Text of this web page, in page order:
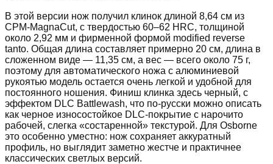
В этой версии нож получил клинок длиной 8,64 см из
CPM-MagnaCut, с твердостью 60–62 HRC, толщиной
около 2,92 мм и фирменной формой modified reverse
tanto. Общая длина составляет примерно 20 см, длина в
сложенном виде — 11,35 см, а вес — всего около 75 г,
поэтому для автоматического ножа с алюминиевой
рукоятью модель остается очень легкой и удобной для
постоянного ношения. Финиш клинка здесь черный, с
эффектом DLC Battlewash, что по-русски можно описать
как черное износостойкое DLC-покрытие с нарочито
рабочей, слегка «состаренной» текстурой. Для Osborne
это особенно уместно: нож сохраняет аккуратный
профиль, но выглядит заметно жестче и практичнее
классических светлых версий.